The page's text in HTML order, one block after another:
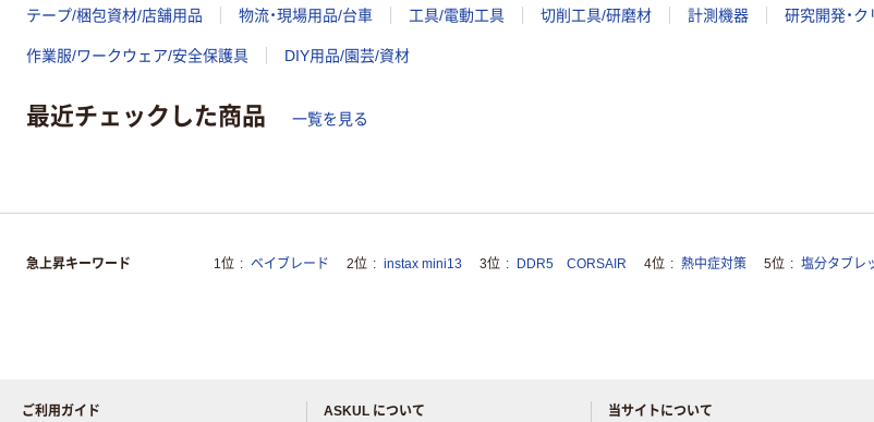
テープ/梱包資材/店舗用品 物流・現場用品/台車 工具/電動工具 切削工具/研磨材 計測機器 研究開発・
作業服/ワークウェア/安全保護具 DIY用品/園芸/資材
最近チェックした商品 一覧を見る
急上昇キーワード 1位 ベイブレード 2位 instax mini13 3位 DDR5 CORSAIR 4位 熱中症対策 5位 塩分タブレ
ご利用ガイド
ASKUL について
当サイトについて